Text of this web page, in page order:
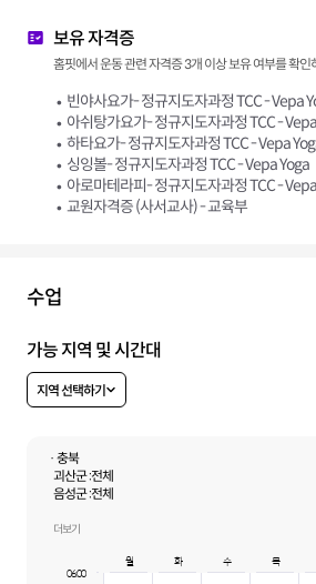
보유 자격증
홈핏에서 운동 관련 자격증 3개 이상 보유 여부를 확인
빈야사요가- 정규지도자과정 TCC - Vepa
아쉬탕가요가- 정규지도자과정 TCC -
하타요가- 정규지도자과정 TCC - Vepa
싱잉볼- 정규지도자과정 TCC - Vepa Yoga
아로마테라피- 정규지도자과정 TCC -
교원자격증 (사서교사) - 교육부
수업
가능 지역 및 시간대
지역 선택하기
· 충북
괴산군 :전체
음성군 :전체
증평군 :
청주시 상당구 :전체
더보기
월 화 수 목
06:00